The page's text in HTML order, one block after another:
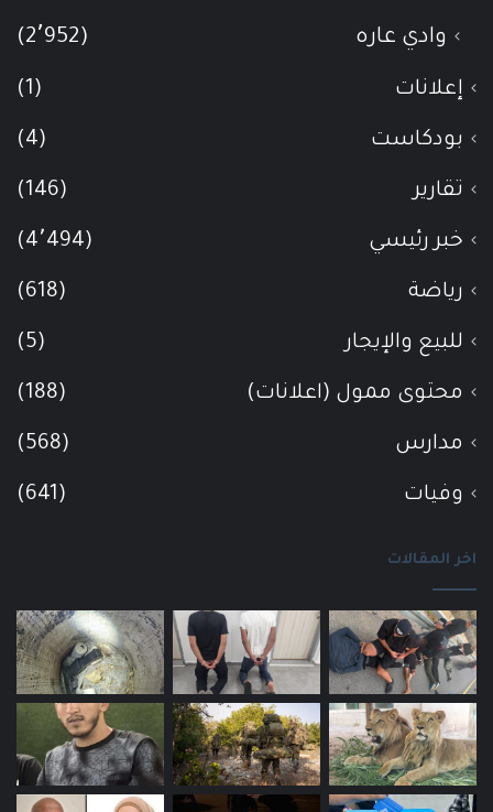
وادي عاره (2٬952)
إعلانات (1)
بودكاست (4)
تقارير (146)
خبر رئيسي (4٬494)
رياضة (618)
للبيع والإيجار (5)
محتوى ممول (اعلانات) (188)
مدارس (568)
وفيات (641)
اخر المقالات